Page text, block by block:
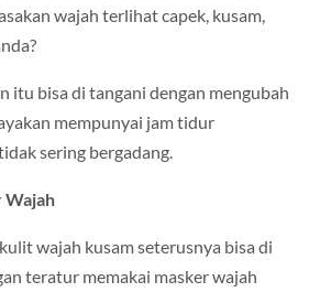
wajah terlihat capek, kusam,
itu bisa di tangani dengan mengubah
mempunyai jam tidur
sering bergadang.
Wajah
wajah kusam seterusnya bisa di
teratur memakai masker wajah